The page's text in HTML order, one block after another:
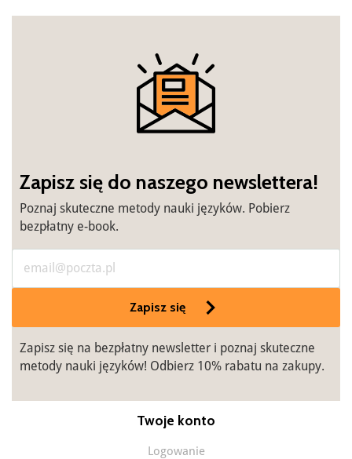
Zapisz się do naszego newslettera!
Poznaj skuteczne metody nauki języków. Pobierz
bezpłatny e-book.
Zapisz się
Zapisz się na bezpłatny newsletter i poznaj skuteczne
metody nauki języków! Odbierz 10% rabatu na zakupy.
Twoje konto
Logowanie